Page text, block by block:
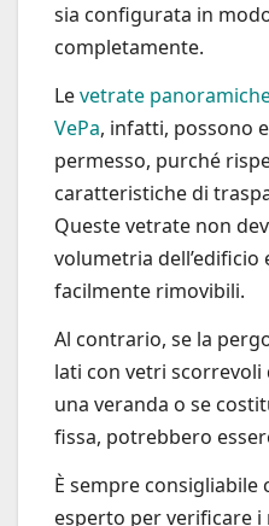
sia configurata in
completamente.
Levetrate
VePa, infatti, possono
permesso, purché
caratteristiche di
Queste vetrate non
volumetria dell’edificio
facilmente rimovibili.
Al contrario, se la
lati con vetri scorrevoli
una veranda o se
fissa, potrebbero
È sempre
esperto per verificare